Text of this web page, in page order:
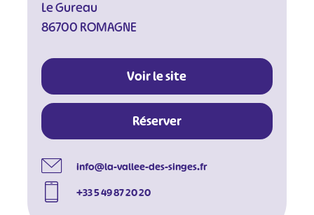
Le Gureau
86700 ROMAGNE
Voir le site
Réserver
info@la-vallee-des-singes.fr
+33 5 49 87 20 20